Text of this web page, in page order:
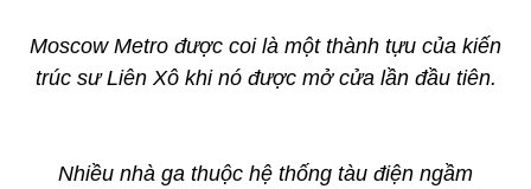
Moscow Metro được coi là một thành tựu của kiến
trúc sư Liên Xô khi nó được mở cửa lần đầu tiên.
Nhiều nhà ga thuộc hệ thống tàu điện ngầm